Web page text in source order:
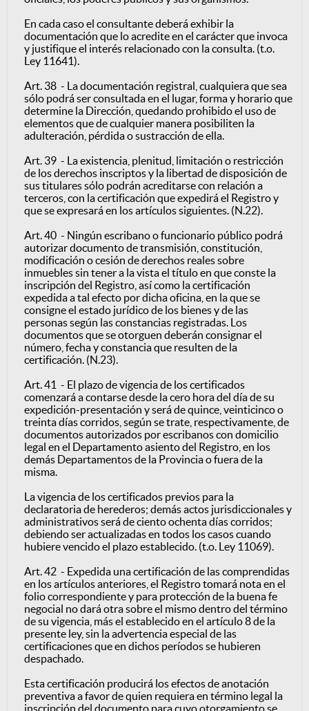
En cada caso el consultante deberá exhibir la
documentación que lo acredite en el carácter que invoca
y justifique el interés relacionado con la consulta. (t.o.
Ley 11641).
Art. 38 - La documentación registral, cualquiera que sea
sólo podrá ser consultada en el lugar, forma y horario que
determine la Dirección, quedando prohibido el uso de
elementos que de cualquier manera posibiliten la
adulteración, pérdida o sustracción de ella.
Art. 39 - La existencia, plenitud, limitación o restricción
de los derechos inscriptos y la libertad de disposición de
sus titulares sólo podrán acreditarse con relación a
terceros, con la certificación que expedirá el Registro y
que se expresará en los artículos siguientes. (N.22).
Art. 40 - Ningún escribano o funcionario público podrá
autorizar documento de transmisión, constitución,
modificación o cesión de derechos reales sobre
inmuebles sin tener a la vista el título en que conste la
inscripción del Registro, así como la certificación
expedida a tal efecto por dicha oficina, en la que se
consigne el estado jurídico de los bienes y de las
personas según las constancias registradas. Los
documentos que se otorguen deberán consignar el
número, fecha y constancia que resulten de la
certificación. (N.23).
Art. 41 - El plazo de vigencia de los certificados
comenzará a contarse desde la cero hora del día de su
expedición-presentación y será de quince, veinticinco o
treinta días corridos, según se trate, respectivamente, de
documentos autorizados por escribanos con domicilio
legal en el Departamento asiento del Registro, en los
demás Departamentos de la Provincia o fuera de la
misma.
La vigencia de los certificados previos para la
declaratoria de herederos; demás actos jurisdiccionales y
administrativos será de ciento ochenta días corridos;
debiendo ser actualizadas en todos los casos cuando
hubiere vencido el plazo establecido. (t.o. Ley 11069).
Art. 42 - Expedida una certificación de las comprendidas
en los artículos anteriores, el Registro tomará nota en el
folio correspondiente y para protección de la buena fe
negocial no dará otra sobre el mismo dentro del término
de su vigencia, más el establecido en el artículo 8 de la
presente ley, sin la advertencia especial de las
certificaciones que en dichos períodos se hubieren
despachado.
Esta certificación producirá los efectos de anotación
preventiva a favor de quien requiera en término legal la
inscripción del documento para cuyo otorgamiento se